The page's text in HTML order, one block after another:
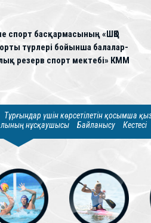
спорт басқармасының «ШҚО
түрлері бойынша балалар-
резерв спорт мектебі» КММ
Тұрғындар үшін көрсетілетін қосымша
нұсқаушысы Байланысу Кестесі